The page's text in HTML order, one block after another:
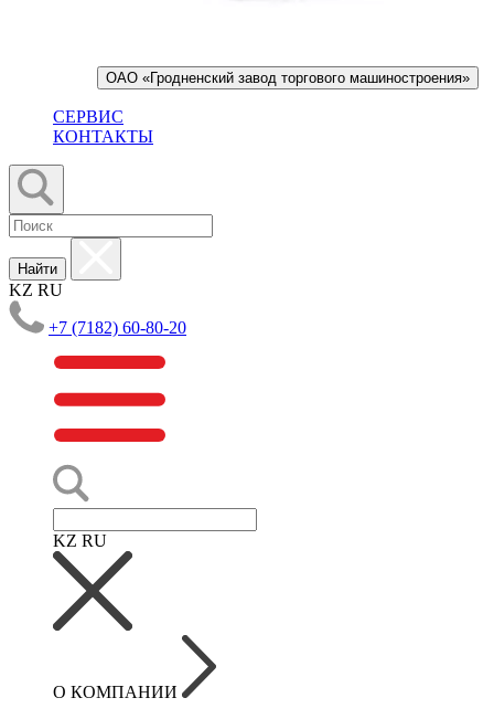
ОАО «Гродненский завод торгового машиностроения»
СЕРВИС
КОНТАКТЫ
Найти
KZ RU
+7 (7182) 60-80-20
KZ RU
О КОМПАНИИ